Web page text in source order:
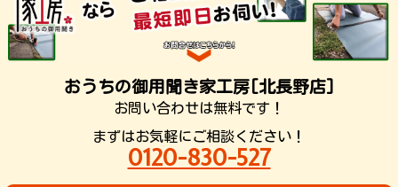
おうちの御用聞き家工房[北長野店]
お問い合わせは無料です！
まずはお気軽にご相談ください！
0120-830-527